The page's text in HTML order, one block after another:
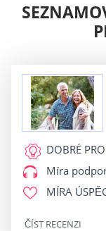
DOBRÉ PRO
Míra
MÍRA
ČÍST RECENZI